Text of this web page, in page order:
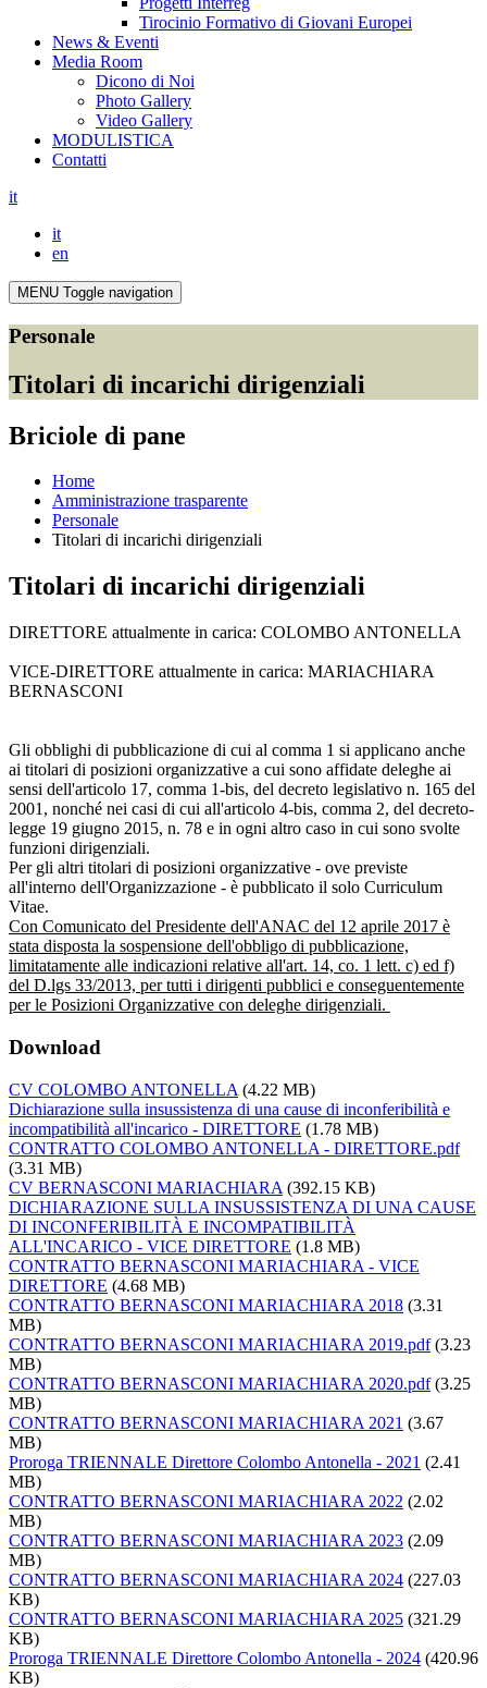
Tirocinio Formativo di Giovani Europei
News & Eventi
Media Room
Dicono di Noi
Photo Gallery
Video Gallery
MODULISTICA
Contatti
it
it
en
MENU Toggle navigation
Personale
Titolari di incarichi dirigenziali
Briciole di pane
Home
Amministrazione trasparente
Personale
Titolari di incarichi dirigenziali
Titolari di incarichi dirigenziali
DIRETTORE attualmente in carica: COLOMBO ANTONELLA
VICE-DIRETTORE attualmente in carica: MARIACHIARA
BERNASCONI
Gli obblighi di pubblicazione di cui al comma 1 si applicano anche
ai titolari di posizioni organizzative a cui sono affidate deleghe ai
sensi dell'articolo 17, comma 1-bis, del decreto legislativo n. 165 del
2001, nonché nei casi di cui all'articolo 4-bis, comma 2, del decreto-
legge 19 giugno 2015, n. 78 e in ogni altro caso in cui sono svolte
funzioni dirigenziali.
Per gli altri titolari di posizioni organizzative - ove previste
all'interno dell'Organizzazione - è pubblicato il solo Curriculum
Vitae.
Con Comunicato del Presidente dell'ANAC del 12 aprile 2017 è
stata disposta la sospensione dell'obbligo di pubblicazione,
limitatamente alle indicazioni relative all'art. 14, co. 1 lett. c) ed f)
del D.lgs 33/2013, per tutti i dirigenti pubblici e conseguentemente
per le Posizioni Organizzative con deleghe dirigenziali.
Download
CV COLOMBO ANTONELLA (4.22 MB)
Dichiarazione sulla insussistenza di una cause di inconferibilità e
incompatibilità all'incarico - DIRETTORE (1.78 MB)
CONTRATTO COLOMBO ANTONELLA - DIRETTORE.pdf
(3.31 MB)
CV BERNASCONI MARIACHIARA (392.15 KB)
DICHIARAZIONE SULLA INSUSSISTENZA DI UNA CAUSE
DI INCONFERIBILITÀ E INCOMPATIBILITÀ
ALL'INCARICO - VICE DIRETTORE (1.8 MB)
CONTRATTO BERNASCONI MARIACHIARA - VICE
DIRETTORE (4.68 MB)
CONTRATTO BERNASCONI MARIACHIARA 2018 (3.31
MB)
CONTRATTO BERNASCONI MARIACHIARA 2019.pdf(3.23
MB)
CONTRATTO BERNASCONI MARIACHIARA 2020.pdf(3.25
MB)
CONTRATTO BERNASCONI MARIACHIARA 2021 (3.67
MB)
Proroga TRIENNALE Direttore Colombo Antonella - 2021 (2.41
MB)
CONTRATTO BERNASCONI MARIACHIARA 2022 (2.02
MB)
CONTRATTO BERNASCONI MARIACHIARA 2023 (2.09
MB)
CONTRATTO BERNASCONI MARIACHIARA 2024 (227.03
KB)
CONTRATTO BERNASCONI MARIACHIARA 2025 (321.29
KB)
Proroga TRIENNALE Direttore Colombo Antonella - 2024 (420.96
KB)